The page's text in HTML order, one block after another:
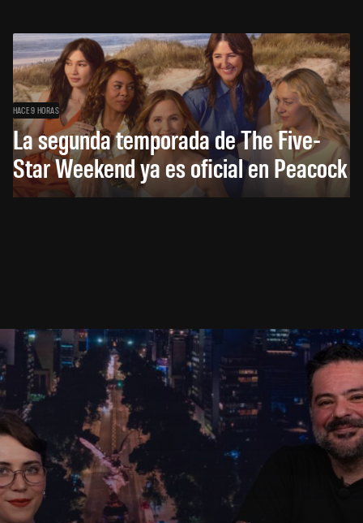
HACE 9 HORAS
La segunda temporada de The Five-
Star Weekend ya es oficial en Peacock